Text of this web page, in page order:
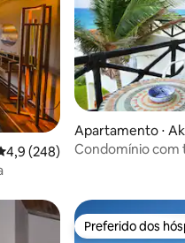
de uma avaliação média de
4,9 (248)
Apartamento ⋅
Condomínio com
Preferido dos
Preferido dos